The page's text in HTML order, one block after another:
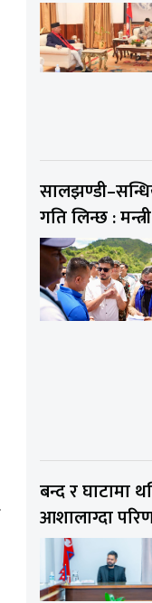
गति लिन्छ :
बन्द र घाटामा
आशालाग्दा